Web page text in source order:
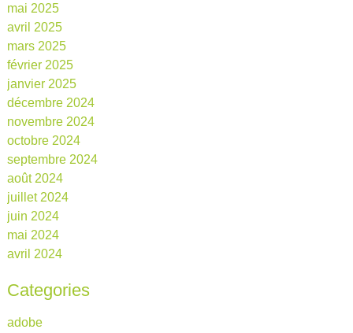
mai 2025
avril 2025
mars 2025
février 2025
janvier 2025
décembre 2024
novembre 2024
octobre 2024
septembre 2024
août 2024
juillet 2024
juin 2024
mai 2024
avril 2024
Categories
adobe